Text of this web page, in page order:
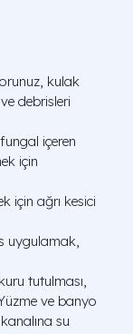
kulak
debrisleri
içeren
için
için ağrı kesici
uygulamak,
tutulması,
ve banyo
su